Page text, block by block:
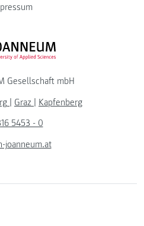
FH JOANNEUM Logo
Gesellschaft mbH
| Graz | Kapfenberg
5453 - 0
joanneum.at